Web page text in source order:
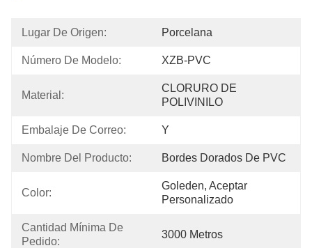
Lugar De Origen: Porcelana
Número De Modelo: XZB-PVC
Material:
CLORURO DE
POLIVINILO
Embalaje De Correo: Y
Nombre Del Producto: Bordes Dorados De PVC
Color:
Goleden, Aceptar
Personalizado
Cantidad Mínima De
Pedido:
3000 Metros